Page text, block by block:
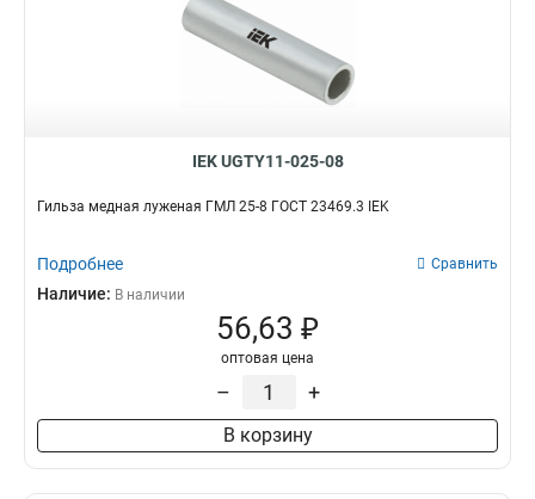
IEK UGTY11-025-08
Гильза медная луженая ГМЛ 25-8 ГОСТ 23469.3 IEK
Подробнее Сравнить
Наличие: В наличии
56,63 ₽
оптовая цена
– +
В корзину